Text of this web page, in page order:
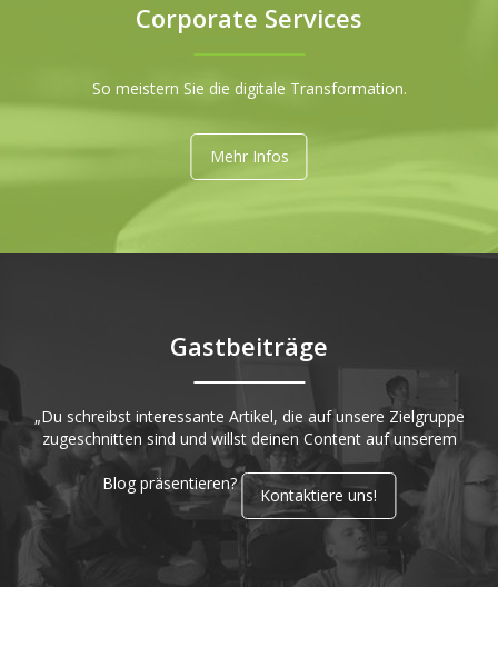
Corporate Services
So meistern Sie die digitale Transformation.
Mehr Infos
Gastbeiträge
„Du schreibst interessante Artikel, die auf unsere Zielgruppe
zugeschnitten sind und willst deinen Content auf unserem
Blog präsentieren?
Kontaktiere uns!